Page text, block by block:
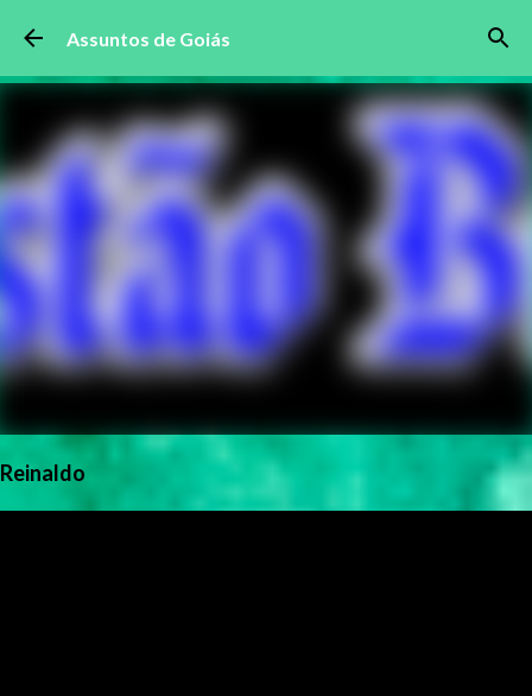
Pular para o conteúdo principal
Assuntos de Goiás
Reinaldo